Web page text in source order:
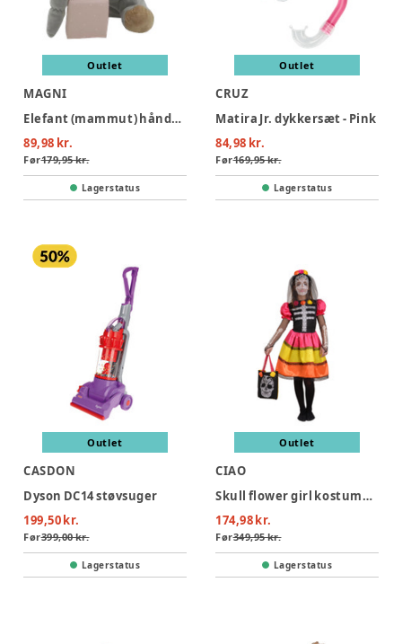
Outlet
MAGNI
Elefant (mammut) hånddukke 25 cm.
89,98 kr.
Før179,95 kr.
Lagerstatus
Outlet
CRUZ
Matira Jr. dykkersæt - Pink
84,98 kr.
Før169,95 kr.
Lagerstatus
Outlet
CASDON
Dyson DC14 støvsuger
199,50 kr.
Før399,00 kr.
Lagerstatus
Outlet
CIAO
Skull flower girl kostume - MULTI
174,98 kr.
Før349,95 kr.
Lagerstatus